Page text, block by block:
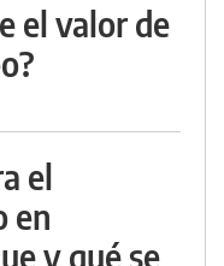
el valor de
el
en
y qué se